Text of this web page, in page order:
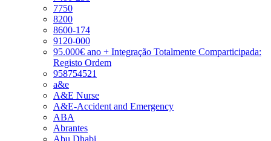
7750
8200
8600-174
9120-000
95.000€ ano + Integração Totalmente Comparticipada:
Registo Ordem
958754521
a&e
A&E Nurse
A&E-Accident and Emergency
ABA
Abrantes
Abu Dhabi